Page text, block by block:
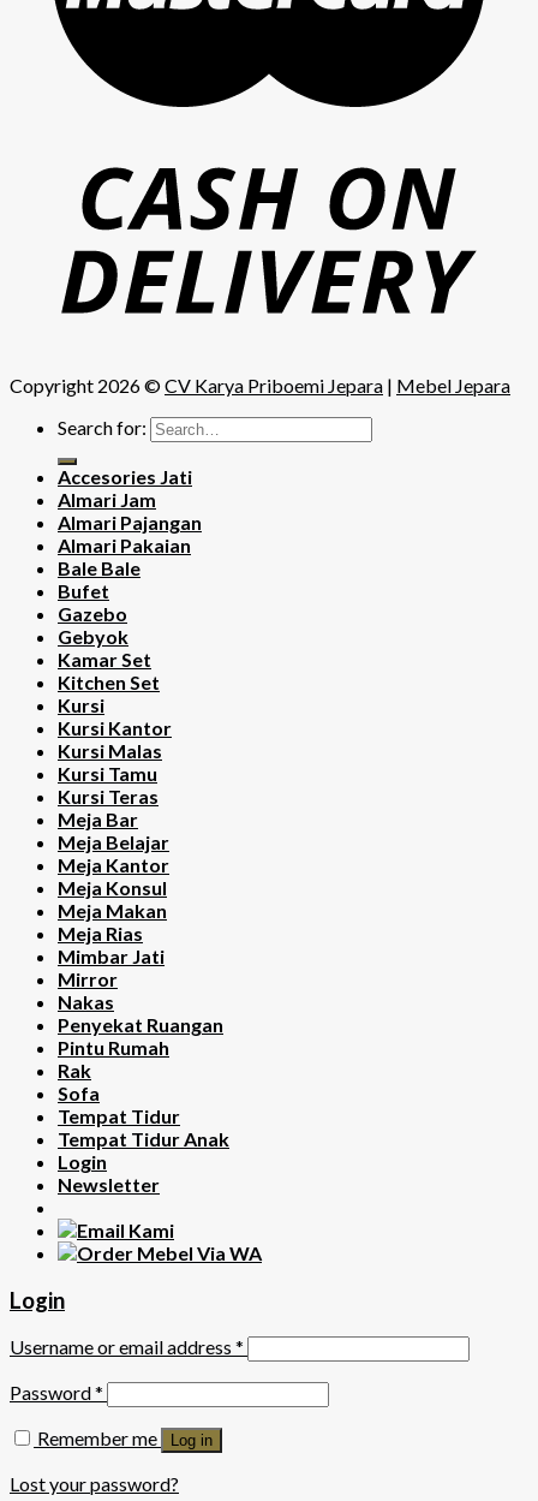
Copyright 2026 ©CV Karya Priboemi Jepara | Mebel Jepara
Search for:
Accesories Jati
Almari Jam
Almari Pajangan
Almari Pakaian
Bale Bale
Bufet
Gazebo
Gebyok
Kamar Set
Kitchen Set
Kursi
Kursi Kantor
Kursi Malas
Kursi Tamu
Kursi Teras
Meja Bar
Meja Belajar
Meja Kantor
Meja Konsul
Meja Makan
Meja Rias
Mimbar Jati
Mirror
Nakas
Penyekat Ruangan
Pintu Rumah
Rak
Sofa
Tempat Tidur
Tempat Tidur Anak
Login
Newsletter
Login
Username or email address *
Password*
Remember me
Log in
Lost your password?